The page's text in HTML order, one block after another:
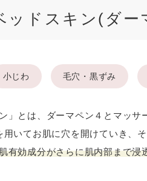
ッドスキン(ダ
小じわ 毛穴・黒ずみ
」とは、ダーマペン４とマッ
用いてお肌に穴を開けていき、
有効成分がさらに肌内部まで浸